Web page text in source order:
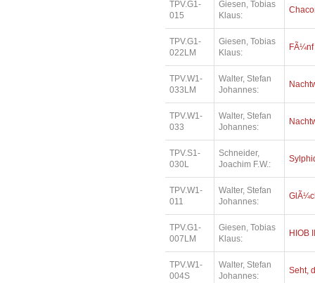
TPV.G1-
015
Giesen, Tobias
Klaus:
TPV.G1-
022LM
Giesen, Tobias
Klaus:
TPV.W1-
033LM
Walter, Stefan
Johannes:
TPV.W1-
033
Walter, Stefan
Johannes:
TPV.S1-
030L
Schneider,
Joachim F.W.:
TPV.W1-
011
Walter, Stefan
Johannes:
TPV.G1-
007LM
Giesen, Tobias
Klaus:
HIOB II
TPV.W1-
004S
Walter, Stefan
Johannes:
Seht,